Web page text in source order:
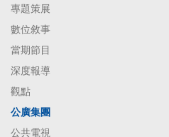
專題策展
數位敘事
當期節目
深度報導
觀點
公廣集團
公共電視